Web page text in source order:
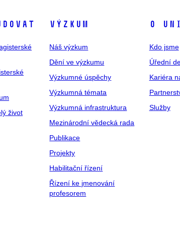
život
Výzkum
Náš výzkum
Dění ve výzkumu
Výzkumné úspěchy
Výzkumná témata
Výzkumná infrastruktura
Mezinárodní vědecká rada
Publikace
Projekty
Habilitační řízení
Řízení ke jmenování
profesorem
O
Kdo jsme
Úřední
Kariéra
Služby